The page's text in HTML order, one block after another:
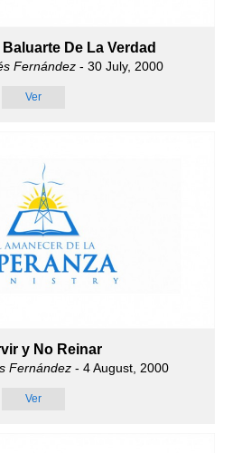
De La Verdad
Fernández - 30 July, 2000
Ver
y No Reinar
Fernández- 4 August, 2000
Ver